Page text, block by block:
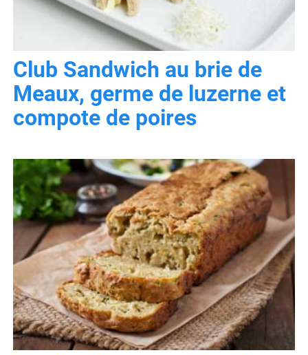
Club Sandwich au brie de
Meaux, germe de luzerne et
compote de poires